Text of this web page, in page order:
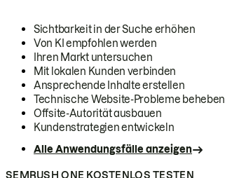
Sichtbarkeit in der Suche erhöhen
Von KI empfohlen werden
Ihren Markt untersuchen
Mit lokalen Kunden verbinden
Ansprechende Inhalte erstellen
Technische Website-Probleme beheben
Offsite-Autorität ausbauen
Kundenstrategien entwickeln
Alle Anwendungsfälle anzeigen
SEMRUSH ONE KOSTENLOS TESTEN